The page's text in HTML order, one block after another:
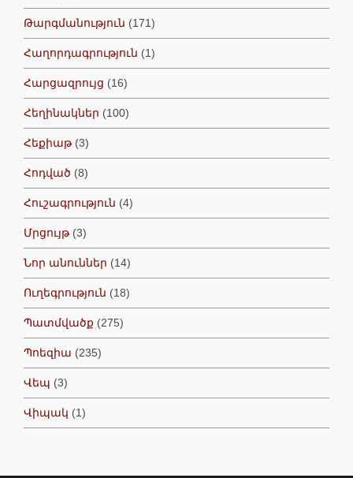
Թարգմանություն (171)
Հաղորդագրություն (1)
Հարցազրույց (16)
Հեղինակներ (100)
Հեքիաթ(3)
Հոդված (8)
Հուշագրություն (4)
Մրցույթ(3)
Նոր անուններ (14)
Ուղեգրություն (18)
Պատմվածք (275)
Պոեզիա (235)
Վեպ (3)
Վիպակ (1)